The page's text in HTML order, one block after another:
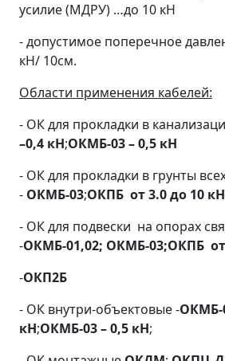
усилие (МДРУ) …до 10 кН
- допустимое поперечное
кН/ 10см.
Области применения кабелей:
- ОК для прокладки в
–0,4 кН;ОКМБ-03 – 0,5 кН
- ОК для прокладки в грунты
- ОКМБ-03;ОКПБ от 3.0 до 10
- ОК для подвески на опорах
-ОКМБ-01,02; ОКМБ-03;ОКПБ от
-ОКП2Б
- ОК внутри-объектовые -ОКМБ-
кН;ОКМБ-03 – 0,5 кН;